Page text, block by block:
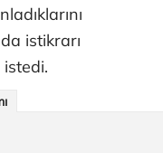
istikrarı